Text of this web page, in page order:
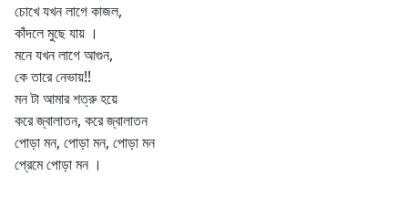
চোখে যখন লাগে কাজল,
কাঁদলে মুছে যায় ।
মনে যখন লাগে আগুন,
কে তারে নেভায়!!
মন টা আমার শত্রু হয়ে
করে জ্বালাতন, করে জ্বালাতন
পোড়া মন, পোড়া মন, পোড়া মন
প্রেমে পোড়া মন ।